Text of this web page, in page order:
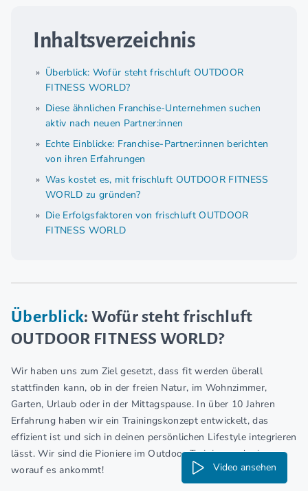
Inhaltsverzeichnis
Überblick: Wofür steht frischluft OUTDOOR
FITNESS WORLD?
Diese ähnlichen Franchise-Unternehmen suchen
aktiv nach neuen Partner:innen
Echte Einblicke: Franchise-Partner:innen berichten
von ihren Erfahrungen
Was kostet es, mit frischluft OUTDOOR FITNESS
WORLD zu gründen?
Die Erfolgsfaktoren von frischluft OUTDOOR
FITNESS WORLD
Überblick: Wofür steht frischluft
OUTDOOR FITNESS WORLD?
Wir haben uns zum Ziel gesetzt, dass fit werden überall
stattfinden kann, ob in der freien Natur, im Wohnzimmer,
Garten, Urlaub oder in der Mittagspause. In über 10 Jahren
Erfahrung haben wir ein Trainingskonzept entwickelt, das
effizient ist und sich in deinen persönlichen Lifestyle integrieren
lässt. Wir sind die Pioniere im Outdoor-Training und wissen,
worauf es ankommt!
Video ansehen